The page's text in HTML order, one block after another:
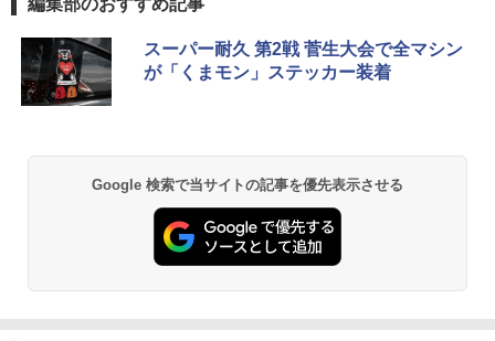
スーパー耐久 第2戦 菅生大会で全マシン
が「くまモン」ステッカー装着
Google 検索で当サイトの記事を優先表示させる